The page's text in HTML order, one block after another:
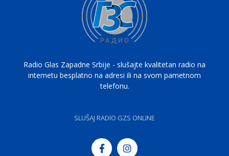
Radio Glas Zapadne Srbije - slušajte kvalitetan radio na
internetu besplatno na adresi ili na svom pametnom
telefonu.
SLUŠAJ RADIO GZS ONLINE